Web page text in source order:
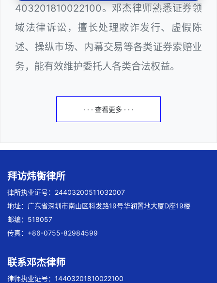
403201810022100。邓杰律师熟悉证券领
域法律诉讼，擅长处理欺诈发行、虚假陈
述、操纵市场、内幕交易等各类证券索赔业
务，能有效维护委托人各类合法权益。
· · · 查看更多 · · ·
拜访炜衡律所
律所执业证号：24403200511032007
地址：广东省深圳市南山区科发路19号华润置地大厦D座19楼
邮编：518057
传真：+86-0755-82984599
联系邓杰律师
律师执业证号：14403201810022100